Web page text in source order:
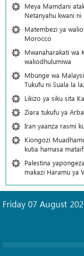
Meya Mamdani
Netanyahu kwani
Matembezi ya
Morocco
Mwanaharakati wa
waliodhulumiwa
Mbunge wa
Tukufu ni Suala la
Likizo ya siku sita
Ziara tukufu ya
Iran yaanza rasmi
Kiongozi
kutia hamasa
Palestina
makazi Haramu ya
Friday 07 August